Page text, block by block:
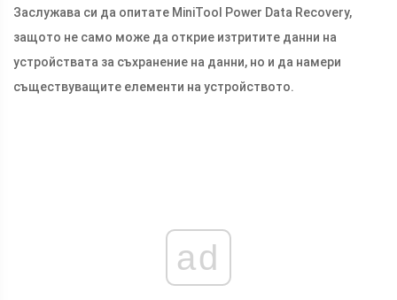
Заслужава си да опитате MiniTool Power Data Recovery,
защото не само може да открие изтритите данни на
устройствата за съхранение на данни, но и да намери
съществуващите елементи на устройството.
ad